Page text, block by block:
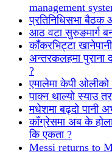
management
प्रतिनिधिसभा
आठ वटा सुरुङमार्ग
काँकरभिट्टा
अन्तरकलहमा
?
एमालेमा केपी ओलीको
पाक्न थाल्यो स्याउ
मधेशमा बढ्दो पानी
काँग्रेसमा अब के होला
कि एकता ?
Messi returns to